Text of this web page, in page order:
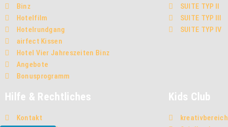
Binz
Hotelfilm
Hotelrundgang
airfect Kissen
Hotel Vier Jahreszeiten Binz
Angebote
Bonusprogramm
SUITE TYP II
SUITE TYP III
SUITE TYP IV
Hilfe & Rechtliches
Kontakt
Kids Club
kreativbereich